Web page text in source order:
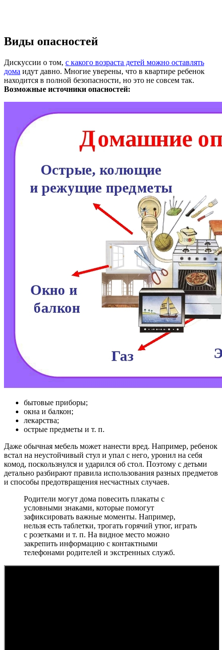
Виды опасностей
Дискуссии о том, с какого возраста детей можно оставлять
дома идут давно. Многие уверены, что в квартире ребенок
находится в полной безопасности, но это не совсем так.
Возможные источники опасностей:
бытовые приборы;
окна и балкон;
лекарства;
острые предметы и т. п.
Даже обычная мебель может нанести вред. Например, ребенок
встал на неустойчивый стул и упал с него, уронил на себя
комод, поскользнулся и ударился об стол. Поэтому с детьми
детально разбирают правила использования разных предметов
и способы предотвращения несчастных случаев.
Родители могут дома повесить плакаты с
условными знаками, которые помогут
зафиксировать важные моменты. Например,
нельзя есть таблетки, трогать горячий утюг, играть
с розетками и т. п. На видное место можно
закрепить информацию с контактными
телефонами родителей и экстренных служб.